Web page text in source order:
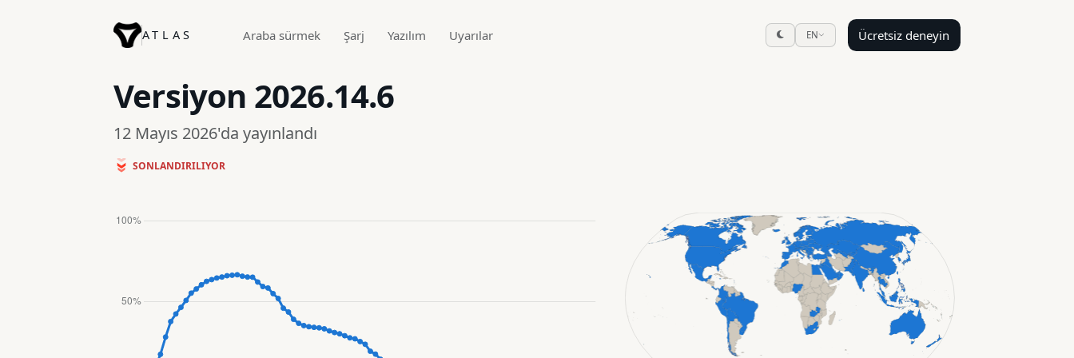
ATLAS Araba sürmek Şarj Yazılım Uyarılar EN Ücretsiz deneyin
Versiyon 2026.14.6
12 Mayıs 2026'da yayınlandı
SONLANDIRILIYOR